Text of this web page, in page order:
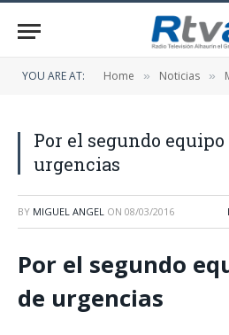
YOU ARE AT: Home » Noticias »
Por el segundo
urgencias
BY MIGUEL ANGEL ON 08/03/2016
Por el segundo
de urgencias